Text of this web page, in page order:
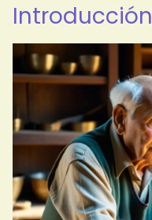
Introducción